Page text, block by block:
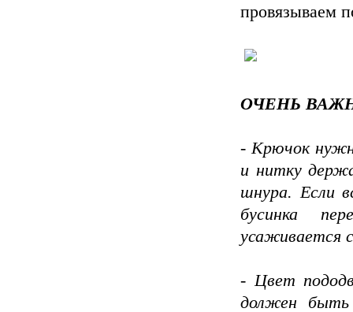
провязываем
ОЧЕНЬ
- Крючок
и нитку
шнура. Если
бусинка
усаживается
- Цвет
должен быть